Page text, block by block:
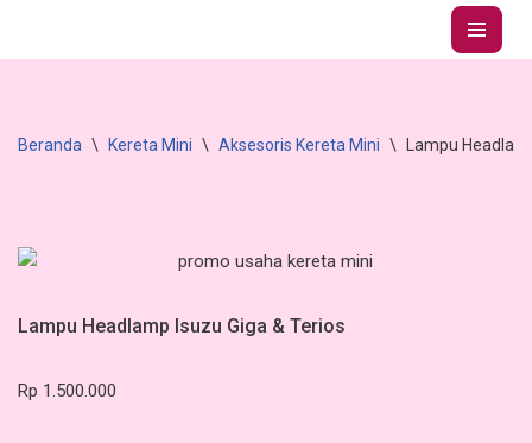
Lompat
Beranda \ Kereta Mini \ Aksesoris Kereta Mini \ Lampu
Lampu Headlamp Isuzu Giga & Terios
Rp 1.500.000